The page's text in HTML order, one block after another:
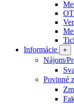
Informácie
+
Nájom/
Povinné